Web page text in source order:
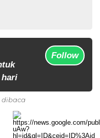
hari
Follow
dibaca